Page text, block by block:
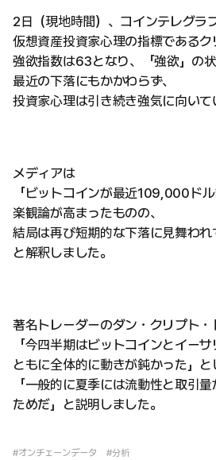
2日（現地時間）、コインテレグラ
仮想資産投資家心理の指標であるク
強欲指数は63となり、「強欲」の
最近の下落にもかかわらず、
投資家心理は引き続き強気に向いて
メディアは
「ビットコインが最近109,000ドル
楽観論が高まったものの、
結局は再び短期的な下落に見舞われ
と解釈しました。
著名トレーダーのダン・クリプト
「今四半期はビットコインとイーサ
ともに全体的に動きが鈍かった」と
「一般的に夏季には流動性と取引
ためだ」と説明しました。
#オンチェーンデータ #分析